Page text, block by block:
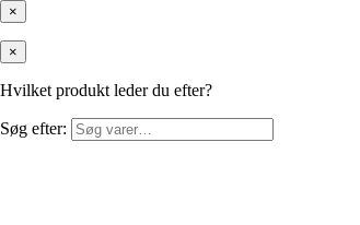
×
×
Hvilket produkt leder du efter?
Søg efter: